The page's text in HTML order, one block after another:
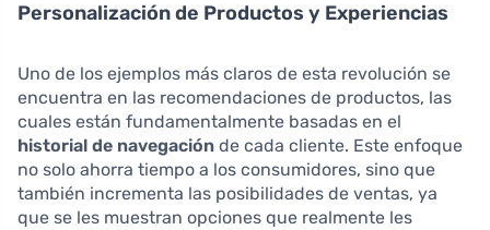
Personalización de Productos y Experiencias
Uno de los ejemplos más claros de esta revolución se
encuentra en las recomendaciones de productos, las
cuales están fundamentalmente basadas en el
historial de navegación de cada cliente. Este enfoque
no solo ahorra tiempo a los consumidores, sino que
también incrementa las posibilidades de ventas, ya
que se les muestran opciones que realmente les